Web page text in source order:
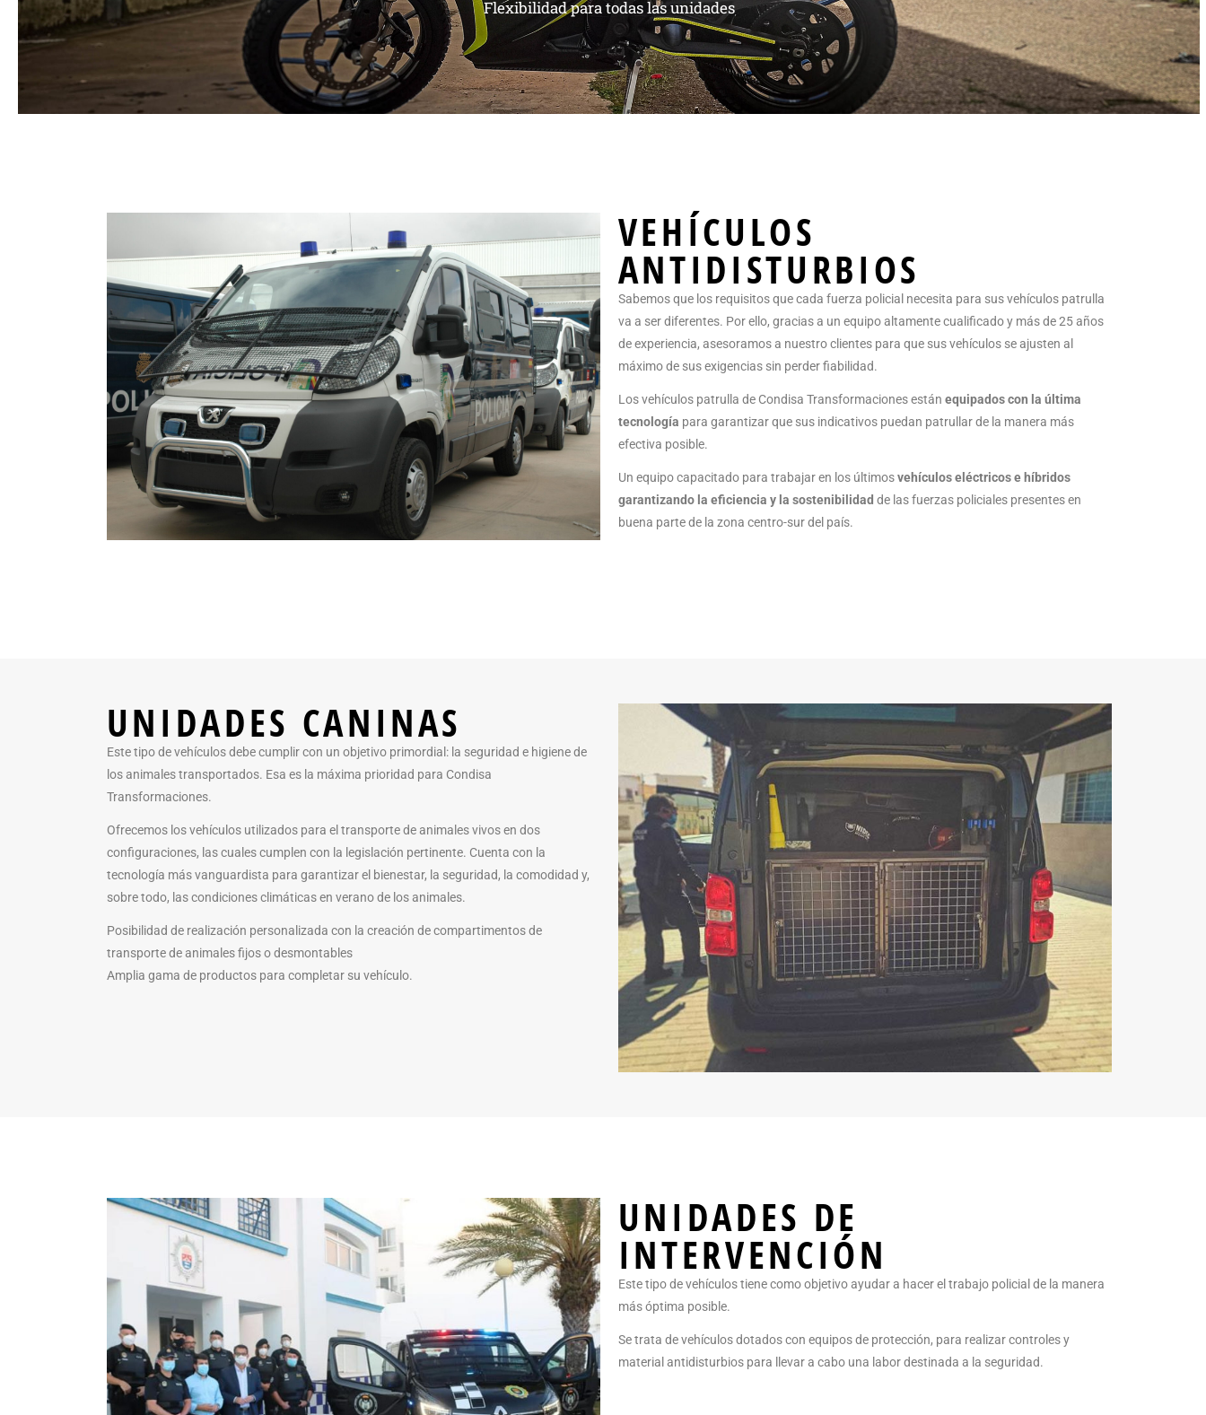
Flexibilidad para todas las unidades
VEHÍCULOS
ANTIDISTURBIOS
Sabemos que los requisitos que cada fuerza policial necesita para sus vehículos patrulla
va a ser diferentes. Por ello, gracias a un equipo altamente cualificado y más de 25 años
de experiencia, asesoramos a nuestro clientes para que sus vehículos se ajusten al
máximo de sus exigencias sin perder fiabilidad.
Los vehículos patrulla de Condisa Transformaciones están equipados con la última
tecnología para garantizar que sus indicativos puedan patrullar de la manera más
efectiva posible.
Un equipo capacitado para trabajar en los últimosvehículos eléctricos e híbridos
garantizando la eficiencia y la sostenibilidad de las fuerzas policiales presentes en
buena parte de la zona centro-sur del país.
UNIDADES CANINAS
Este tipo de vehículos debe cumplir con un objetivo primordial: la seguridad e higiene de
los animales transportados. Esa es la máxima prioridad para Condisa
Transformaciones.
Ofrecemos los vehículos utilizados para el transporte de animales vivos en dos
configuraciones, las cuales cumplen con la legislación pertinente. Cuenta con la
tecnología más vanguardista para garantizar el bienestar, la seguridad, la comodidad y,
sobre todo, las condiciones climáticas en verano de los animales.
Posibilidad de realización personalizada con la creación de compartimentos de
transporte de animales fijos o desmontables
Amplia gama de productos para completar su vehículo.
UNIDADES DE
INTERVENCIÓN
Este tipo de vehículos tiene como objetivo ayudar a hacer el trabajo policial de la manera
más óptima posible.
Se trata de vehículos dotados con equipos de protección, para realizar controles y
material antidisturbios para llevar a cabo una labor destinada a la seguridad.